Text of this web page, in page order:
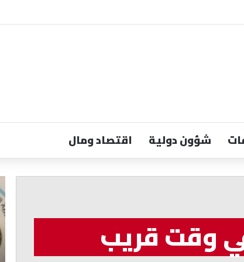
شؤون دولية اقتصاد ومال
وقت قريباللبناني
الإعلام
الجديد